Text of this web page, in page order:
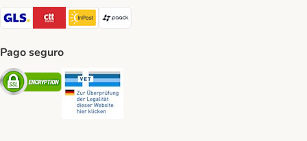
GLS Shipping Method
CTTExpress Shipping Method
InPost Shipping Method
Pago seguro
Security